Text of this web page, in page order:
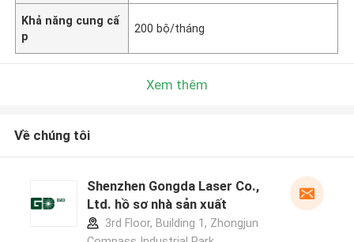
Khả năng cung cấ
p
200 bộ/tháng
Xem thêm
Về chúng tôi
Shenzhen Gongda Laser Co.,
Ltd. hồ sơ nhà sản xuất
3rd Floor, Building 1, Zhongjun